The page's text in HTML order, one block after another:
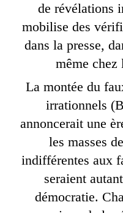
de révélations
mobilise des
dans la presse,
même chez
La montée du
irrationnels
annoncerait une
les masses
indifférentes aux
seraient
démocratie.